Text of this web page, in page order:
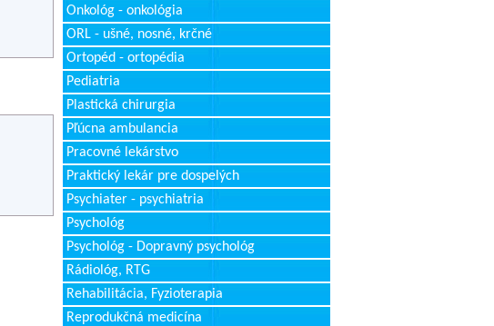
Onkológ - onkológia
ORL - ušné, nosné, krčné
Ortopéd - ortopédia
Pediatria
Plastická chirurgia
Pľúcna ambulancia
Pracovné lekárstvo
Praktický lekár pre dospelých
Psychiater - psychiatria
Psychológ
Psychológ - Dopravný psychológ
Rádiológ, RTG
Rehabilitácia, Fyzioterapia
Reprodukčná medicína